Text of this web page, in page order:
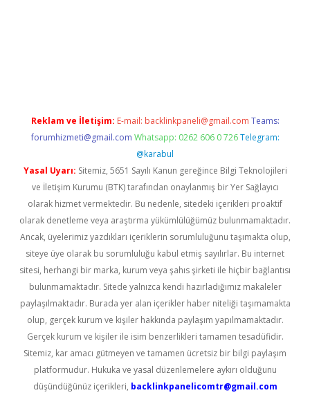
Reklam ve İletişim: E-mail: backlinkpaneli@gmail.com Teams:
forumhizmeti@gmail.com Whatsapp: 0262 606 0 726 Telegram:
@karabul
Yasal Uyarı: Sitemiz, 5651 Sayılı Kanun gereğince Bilgi Teknolojileri
ve İletişim Kurumu (BTK) tarafından onaylanmış bir Yer Sağlayıcı
olarak hizmet vermektedir. Bu nedenle, sitedeki içerikleri proaktif
olarak denetleme veya araştırma yükümlülüğümüz bulunmamaktadır.
Ancak, üyelerimiz yazdıkları içeriklerin sorumluluğunu taşımakta olup,
siteye üye olarak bu sorumluluğu kabul etmiş sayılırlar. Bu internet
sitesi, herhangi bir marka, kurum veya şahıs şirketi ile hiçbir bağlantısı
bulunmamaktadır. Sitede yalnızca kendi hazırladığımız makaleler
paylaşılmaktadır. Burada yer alan içerikler haber niteliği taşımamakta
olup, gerçek kurum ve kişiler hakkında paylaşım yapılmamaktadır.
Gerçek kurum ve kişiler ile isim benzerlikleri tamamen tesadüfidir.
Sitemiz, kar amacı gütmeyen ve tamamen ücretsiz bir bilgi paylaşım
platformudur. Hukuka ve yasal düzenlemelere aykırı olduğunu
düşündüğünüz içerikleri, backlinkpanelicomtr@gmail.com